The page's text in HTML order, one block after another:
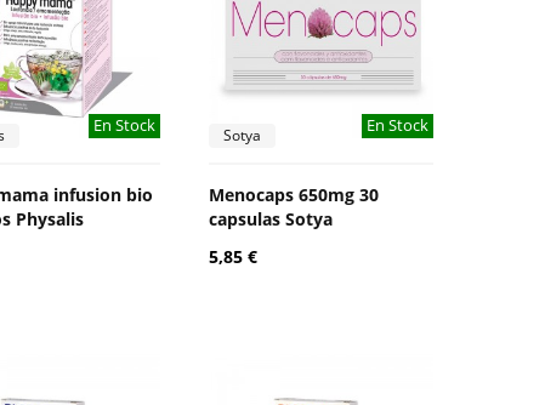
En Stock
infusion bio
Physalis
En Stock
Sotya
Menocaps 650mg 30
capsulas Sotya
5,85 €